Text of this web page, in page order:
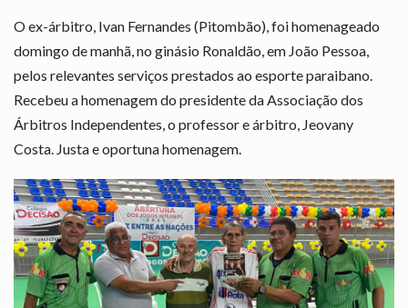
O ex-árbitro, Ivan Fernandes (Pitombão), foi homenageado
domingo de manhã, no ginásio Ronaldão, em João Pessoa,
pelos relevantes serviços prestados ao esporte paraibano.
Recebeu a homenagem do presidente da Associação dos
Árbitros Independentes, o professor e árbitro, Jeovany
Costa. Justa e oportuna homenagem.